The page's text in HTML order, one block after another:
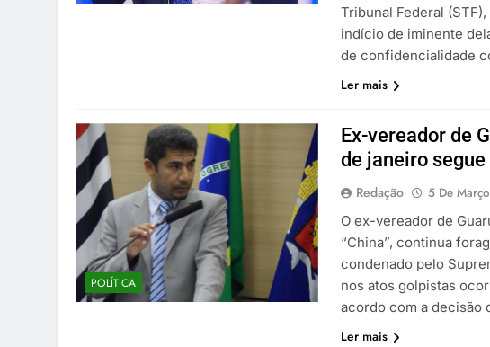
Tribunal Federal
indício de iminente
de confidencialidade
Ler mais
POLÍTICA
Ex-vereador de
de janeiro
Redação 5 De
O ex-vereador de
“China”, continua
condenado pelo
nos atos golpistas
acordo com a decisão
Ler mais